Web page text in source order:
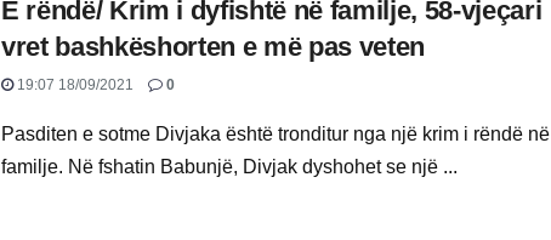
E rëndë/ Krim i dyfishtë në familje, 58-vjeçari
vret bashkëshorten e më pas veten
19:07 18/09/2021 0
Pasditen e sotme Divjaka është tronditur nga një krim i rëndë në
familje. Në fshatin Babunjë, Divjak dyshohet se një ...